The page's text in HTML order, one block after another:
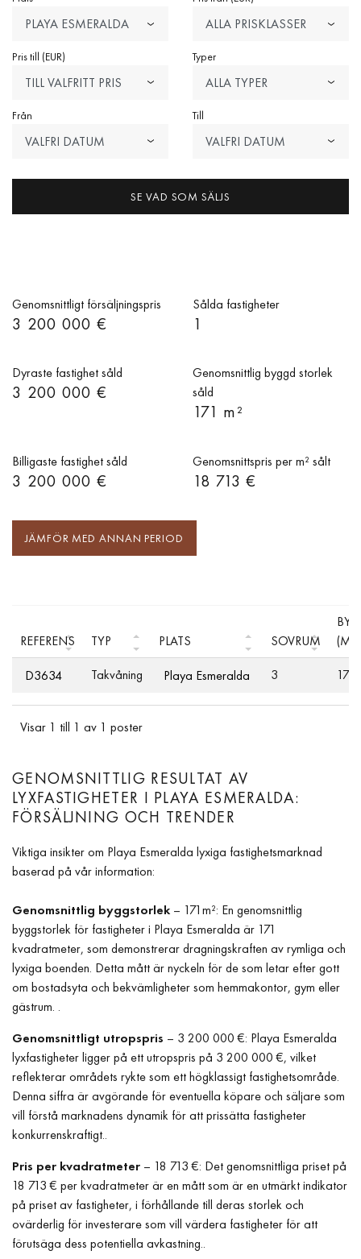
PLAYA ESMERALDA ALLA PRISKLASSER
Pris till (EUR)
TILL VALFRITT PRIS
Typer
ALLA TYPER
Från
VALFRI DATUM
Till
VALFRI DATUM
SE VAD SOM SÄLJS
Genomsnittligt försäljningspris
3 200 000 €
Sålda fastigheter
1
Dyraste fastighet såld
3 200 000 €
Genomsnittlig byggd storlek
såld
171 m²
Billigaste fastighet såld
3 200 000 €
Genomsnittspris per m² sålt
18 713 €
JÄMFÖR MED ANNAN PERIOD
REFERENS TYP PLATS SOVRUM
(M²)
D3634 Takvåning Playa Esmeralda 3 171
Visar 1 till 1 av 1 poster
GENOMSNITTLIG RESULTAT AV
LYXFASTIGHETER I PLAYA ESMERALDA:
FÖRSÄLJNING OCH TRENDER
Viktiga insikter om Playa Esmeralda lyxiga fastighetsmarknad
baserad på vår information:
Genomsnittlig byggstorlek – 171m²: En genomsnittlig
byggstorlek för fastigheter i Playa Esmeralda är 171
kvadratmeter, som demonstrerar dragningskraften av rymliga och
lyxiga boenden. Detta mått är nyckeln för de som letar efter gott
om bostadsyta och bekvämligheter som hemmakontor, gym eller
gästrum. .
Genomsnittligt utropspris – 3 200 000 €: Playa Esmeralda
lyxfastigheter ligger på ett utropspris på 3 200 000 €, vilket
reflekterar områdets rykte som ett högklassigt fastighetsområde.
Denna siffra är avgörande för eventuella köpare och säljare som
vill förstå marknadens dynamik för att prissätta fastigheter
konkurrenskraftigt..
Pris per kvadratmeter – 18 713 €: Det genomsnittliga priset på
18 713 € per kvadratmeter är en mått som är en utmärkt indikator
på priset av fastigheter, i förhållande till deras storlek och
ovärderlig för investerare som vill värdera fastigheter för att
förutsäga dess potentiella avkastning..